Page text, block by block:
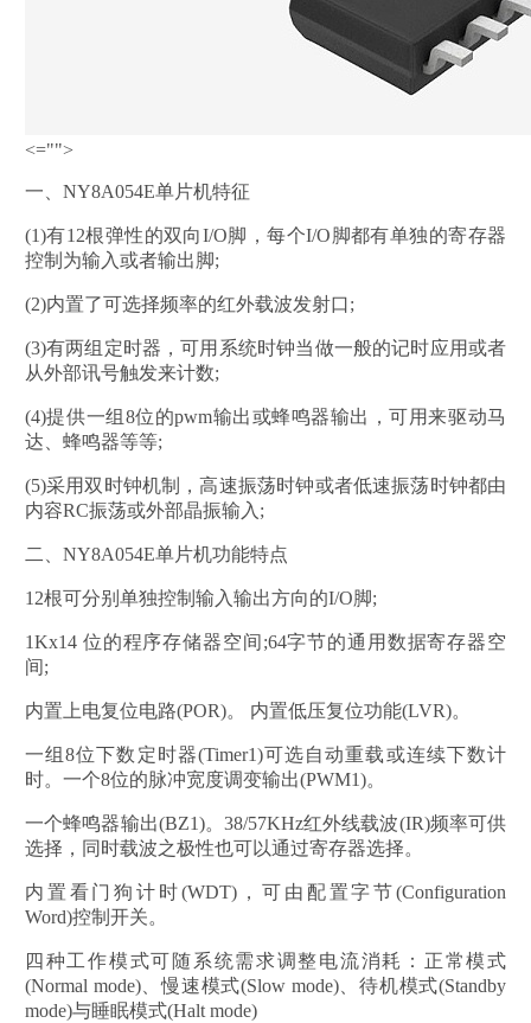
<="">
一、NY8A054E单片机特征
(1)有12根弹性的双向I/O脚，每个I/O脚都有单独的寄存器
控制为输入或者输出脚;
(2)内置了可选择频率的红外载波发射口;
(3)有两组定时器，可用系统时钟当做一般的记时应用或者
从外部讯号触发来计数;
(4)提供一组8位的pwm输出或蜂鸣器输出，可用来驱动马
达、蜂鸣器等等;
(5)采用双时钟机制，高速振荡时钟或者低速振荡时钟都由
内容RC振荡或外部晶振输入;
二、NY8A054E单片机功能特点
12根可分别单独控制输入输出方向的I/O脚;
1Kx14 位的程序存储器空间;64字节的通用数据寄存器空
间;
内置上电复位电路(POR)。 内置低压复位功能(LVR)。
一组8位下数定时器(Timer1)可选自动重载或连续下数计
时。一个8位的脉冲宽度调变输出(PWM1)。
一个蜂鸣器输出(BZ1)。38/57KHz红外线载波(IR)频率可供
选择，同时载波之极性也可以通过寄存器选择。
内置看门狗计时(WDT)，可由配置字节(Configuration
Word)控制开关。
四种工作模式可随系统需求调整电流消耗：正常模式
(Normal mode)、慢速模式(Slow mode)、待机模式(Standby
mode)与睡眠模式(Halt mode)